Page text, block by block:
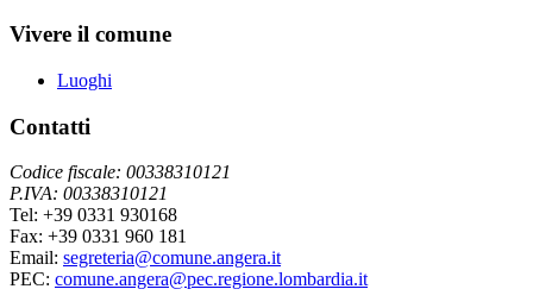
Vivere il comune
Luoghi
Contatti
Codice fiscale: 00338310121
P.IVA: 00338310121
Tel: +39 0331 930168
Fax: +39 0331 960 181
Email: segreteria@comune.angera.it
PEC: comune.angera@pec.regione.lombardia.it